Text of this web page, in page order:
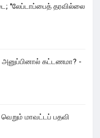
"லேப்டாப்பைத் தரவில்லை
கட்டணமா? -
வெறும் மாவட்டப் பதவி